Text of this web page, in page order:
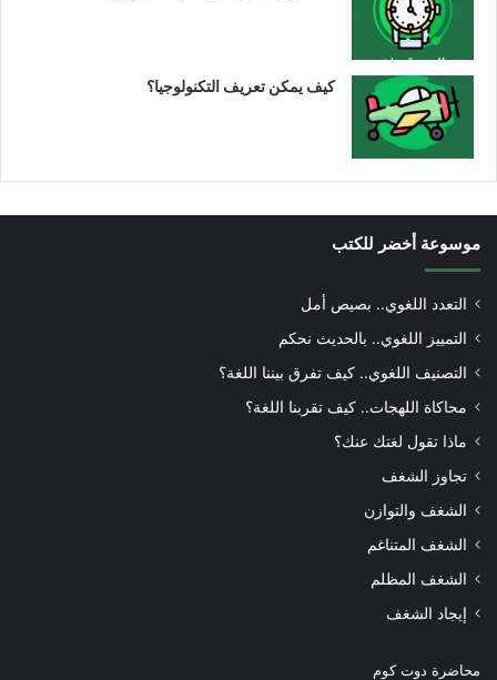
كيف يمكن تعريف التكنولوجيا؟
موسوعة أخضر للكتب
التعدد اللغوي.. بصيص أمل
التمييز اللغوي.. بالحديث نحكم
التصنيف اللغوي.. كيف تفرق بيننا اللغة؟
محاكاة اللهجات.. كيف تقربنا اللغة؟
ماذا تقول لغتك عنك؟
تجاوز الشغف
الشغف والتوازن
الشغف المتناغم
الشغف المظلم
إيجاد الشغف
محاضرة دوت كوم